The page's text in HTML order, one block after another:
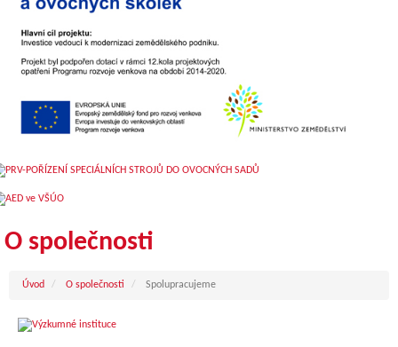
O společnosti
Úvod O společnosti Spolupracujeme